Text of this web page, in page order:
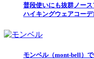
普段使いにも抜群ノー
ハイキングウェアコーデ
モンベル（mont-bell）